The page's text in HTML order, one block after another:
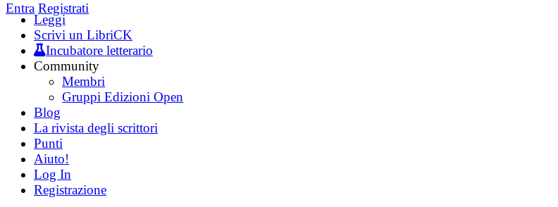
Entra Registrati
Leggi
Scrivi un LibriCK
Incubatore letterario
Community
Membri
Gruppi Edizioni Open
Blog
La rivista degli scrittori
Punti
Aiuto!
Log In
Registrazione